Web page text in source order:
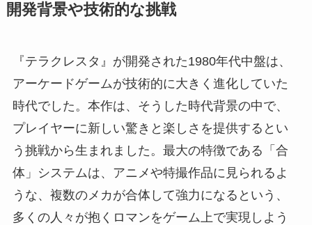
開発背景や技術的な挑戦
『テラクレスタ』が開発された1980年代中盤は、
アーケードゲームが技術的に大きく進化していた
時代でした。本作は、そうした時代背景の中で、
プレイヤーに新しい驚きと楽しさを提供するとい
う挑戦から生まれました。最大の特徴である「合
体」システムは、アニメや特撮作品に見られるよ
うな、複数のメカが合体して強力になるという、
多くの人々が抱くロマンをゲーム上で実現しよう